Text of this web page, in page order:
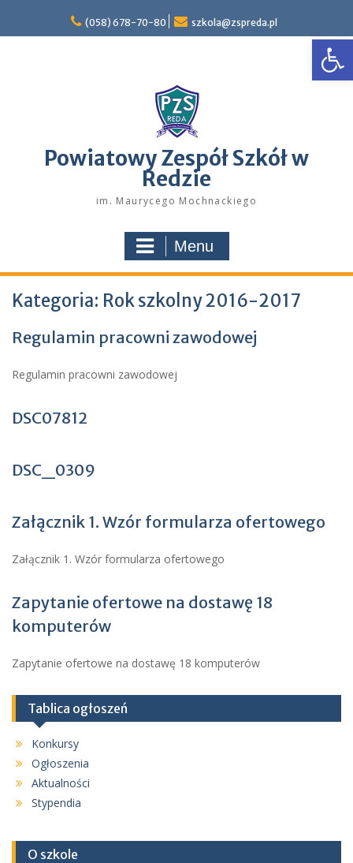
content
(058) 678-70-80 szkola@zspreda.pl
Powiatowy Zespół Szkół w
Redzie
im. Maurycego Mochnackiego
Menu
Kategoria: Rok szkolny 2016-2017
Regulamin pracowni zawodowej
Regulamin pracowni zawodowej
DSC07812
DSC_0309
Załącznik 1. Wzór formularza ofertowego
Załącznik 1. Wzór formularza ofertowego
Zapytanie ofertowe na dostawę 18
komputerów
Zapytanie ofertowe na dostawę 18 komputerów
Tablica ogłoszeń
Konkursy
Ogłoszenia
Aktualności
Stypendia
O szkole